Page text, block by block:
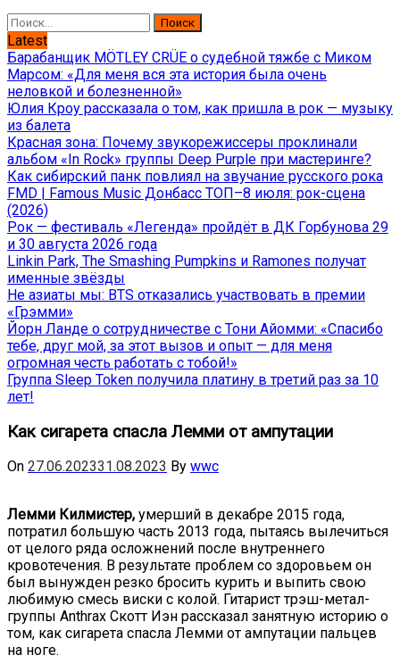
Найти:
Latest
Барабанщик MÖTLEY CRÜE о судебной тяжбе с Миком
Марсом: «Для меня вся эта история была очень
неловкой и болезненной»
Юлия Кроу рассказала о том, как пришла в рок — музыку
из балета
Красная зона: Почему звукорежиссеры проклинали
альбом «In Rock» группы Deep Purple при мастеринге?
Как сибирский панк повлиял на звучание русского рока
FMD | Famous Music Донбасс ТОП–8 июля: рок-сцена
(2026)
Рок — фестиваль «Легенда» пройдёт в ДК Горбунова 29
и 30 августа 2026 года
Linkin Park, The Smashing Pumpkins и Ramones получат
именные звёзды
Не азиаты мы: BTS отказались участвовать в премии
«Грэмми»
Йорн Ланде о сотрудничестве с Тони Айомми: «Спасибо
тебе, друг мой, за этот вызов и опыт — для меня
огромная честь работать с тобой!»
Группа Sleep Token получила платину в третий раз за 10
лет!
Как сигарета спасла Лемми от ампутации
On 27.06.202331.08.2023 By wwc
Лемми Килмистер, умерший в декабре 2015 года,
потратил большую часть 2013 года, пытаясь вылечиться
от целого ряда осложнений после внутреннего
кровотечения. В результате проблем со здоровьем он
был вынужден резко бросить курить и выпить свою
любимую смесь виски с колой. Гитарист трэш-метал-
группы Anthrax Скотт Иэн рассказал занятную историю о
том, как сигарета спасла Лемми от ампутации пальцев
на ноге.